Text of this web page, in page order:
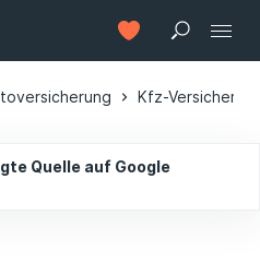
Kfz-
Quelle auf Google